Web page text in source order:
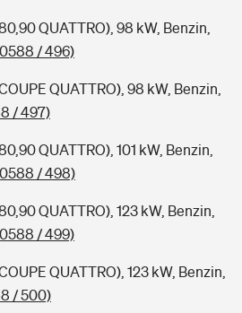
QUATTRO), 98 kW, Benzin,
/ 496)
QUATTRO), 98 kW, Benzin,
/ 497)
QUATTRO), 101 kW, Benzin,
/ 498)
QUATTRO), 123 kW, Benzin,
/ 499)
QUATTRO), 123 kW, Benzin,
/ 500)